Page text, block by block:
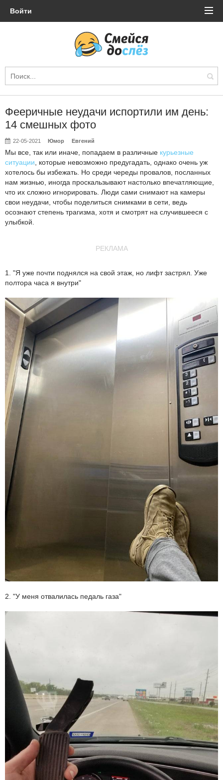
Войти
Фееричные неудачи испортили им день:
14 смешных фото
22-05-2021 Юмор Евгений
Мы все, так или иначе, попадаем в различные курьезные
ситуации , которые невозможно предугадать, однако очень уж
хотелось бы избежать. Но среди череды провалов, посланных
нам жизнью, иногда проскальзывают настолько впечатляющие,
что их сложно игнорировать. Люди сами снимают на камеры
свои неудачи, чтобы поделиться снимками в сети, ведь
осознают степень трагизма, хотя и смотрят на случившееся с
улыбкой.
РЕКЛАМА
1. "Я уже почти поднялся на свой этаж, но лифт застрял. Уже
полтора часа я внутри"
2. "У меня отвалилась педаль газа"